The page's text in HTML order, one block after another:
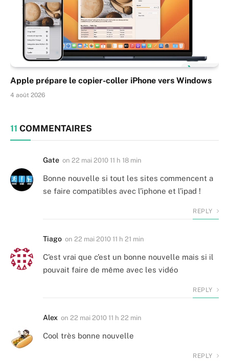
Apple prépare le copier-coller iPhone vers Windows
4 août 2026
11 COMMENTAIRES
Gate on 22 mai 2010 11 h 18 min
Bonne nouvelle si tout les sites commencent a
se faire compatibles avec l’iphone et l’ipad !
REPLY
Tiago on 22 mai 2010 11 h 21 min
C’est vrai que c’est un bonne nouvelle mais si il
pouvait faire de même avec les vidéo
REPLY
Alex on 22 mai 2010 11 h 22 min
Cool très bonne nouvelle
REPLY